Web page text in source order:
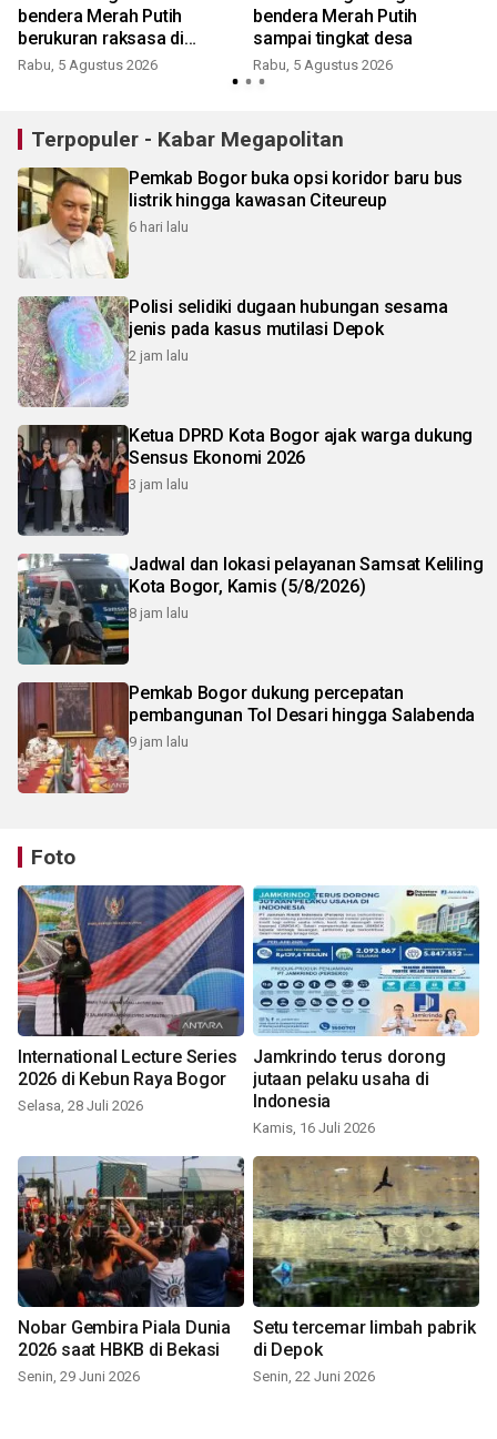
bendera Merah Putih
berukuran raksasa di
Pakansari
Rabu, 5 Agustus 2026
bendera Merah Putih
sampai tingkat desa
Rabu, 5 Agustus 2026
Terpopuler - Kabar Megapolitan
Pemkab Bogor buka opsi koridor baru bus
listrik hingga kawasan Citeureup
6 hari lalu
Polisi selidiki dugaan hubungan sesama
jenis pada kasus mutilasi Depok
2 jam lalu
Ketua DPRD Kota Bogor ajak warga dukung
Sensus Ekonomi 2026
3 jam lalu
Jadwal dan lokasi pelayanan Samsat Keliling
Kota Bogor, Kamis (5/8/2026)
8 jam lalu
Pemkab Bogor dukung percepatan
pembangunan Tol Desari hingga Salabenda
9 jam lalu
Foto
International Lecture Series
2026 di Kebun Raya Bogor
Selasa, 28 Juli 2026
Jamkrindo terus dorong
jutaan pelaku usaha di
Indonesia
Kamis, 16 Juli 2026
Nobar Gembira Piala Dunia
2026 saat HBKB di Bekasi
Senin, 29 Juni 2026
Setu tercemar limbah pabrik
di Depok
Senin, 22 Juni 2026